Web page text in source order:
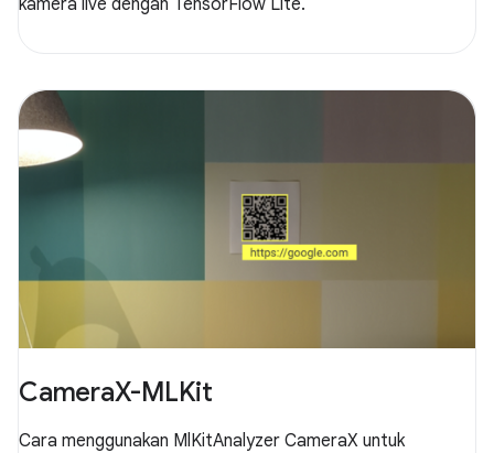
kamera live dengan TensorFlow Lite.
CameraX-MLKit
Cara menggunakan MlKitAnalyzer CameraX untuk